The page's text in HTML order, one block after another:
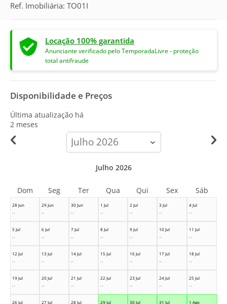
Ref. Imobiliária: TO01I
Locação 100% garantida
Anunciante verificado pelo TemporadaLivre - proteção
total antifraude
Disponibilidade e Preços
Última atualização há
2 meses
calendar-
month
28 Jun
--
29 Jun
--
30 Jun
--
1 Jul
--
2 Jul
--
3 Jul
--
4 Jul
--
5 Jul
--
6 Jul
--
7 Jul
--
8 Jul
--
9 Jul
--
10 Jul
--
11 Jul
--
12 Jul
--
13 Jul
--
14 Jul
--
15 Jul
--
16 Jul
--
17 Jul
--
18 Jul
--
19 Jul
--
20 Jul
--
21 Jul
--
22 Jul
--
23 Jul
--
24 Jul
--
25 Jul
--
26 Jul 27 Jul 28 Jul 29 Jul 30 Jul 31 Jul 1 Ago
Julho 2026
Dom Seg Ter Qua Qui Sex Sáb